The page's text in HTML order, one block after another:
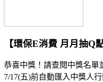
【環保E消費 月月抽Q
恭喜中獎！請查閱中獎名單
7/17(五)前自動匯入中獎人